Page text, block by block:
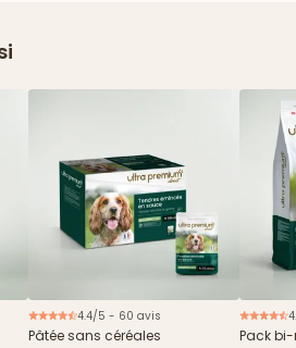
4.4/5 - 60 avis
Pâtée sans céréales
Pack